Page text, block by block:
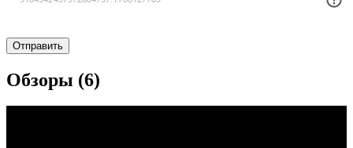
Обзоры (6)